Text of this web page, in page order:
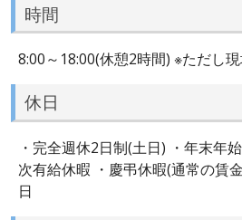
時間
8:00～18:00(休憩2時間) ※ただし
休日
・完全週休2日制(土日) ・年末年
次有給休暇 ・慶弔休暇(通常の賃
日